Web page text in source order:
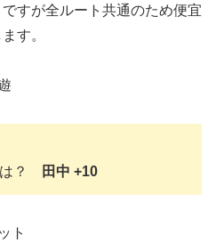
すが全ルート共通のため便宜
す。
は？
田中 +10
ト